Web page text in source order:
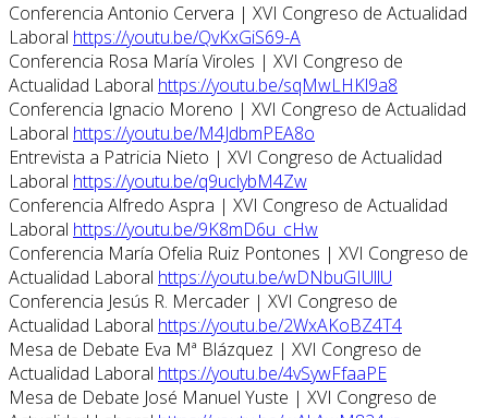
Conferencia Antonio Cervera | XVI Congreso de Actualidad
Laboral https://youtu.be/QvKxGiS69-A
Conferencia Rosa María Viroles | XVI Congreso de
Actualidad Laboral https://youtu.be/sqMwLHKl9a8
Conferencia Ignacio Moreno | XVI Congreso de Actualidad
Laboral https://youtu.be/M4JdbmPEA8o
Entrevista a Patricia Nieto | XVI Congreso de Actualidad
Laboral https://youtu.be/q9uclybM4Zw
Conferencia Alfredo Aspra | XVI Congreso de Actualidad
Laboral https://youtu.be/9K8mD6u_cHw
Conferencia María Ofelia Ruiz Pontones | XVI Congreso de
Actualidad Laboral https://youtu.be/wDNbuGIUllU
Conferencia Jesús R. Mercader | XVI Congreso de
Actualidad Laboral https://youtu.be/2WxAKoBZ4T4
Mesa de Debate Eva Mª Blázquez | XVI Congreso de
Actualidad Laboral https://youtu.be/4vSywFfaaPE
Mesa de Debate José Manuel Yuste | XVI Congreso de